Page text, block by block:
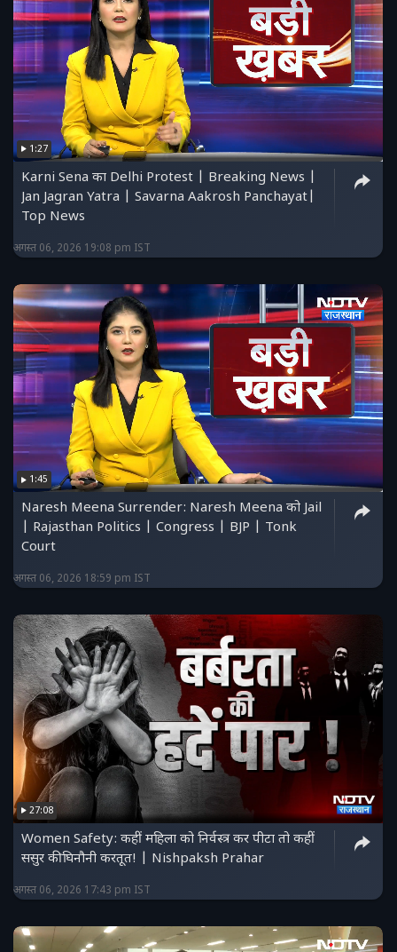
1:27
Karni Sena का Delhi Protest | Breaking News |
Jan Jagran Yatra | Savarna Aakrosh Panchayat|
Top News
अगस्त 06, 2026 19:08 pm IST
1:45
Naresh Meena Surrender: Naresh Meena को Jail
| Rajasthan Politics | Congress | BJP | Tonk
Court
अगस्त 06, 2026 18:59 pm IST
27:08
Women Safety: कहीं महिला को निर्वस्त्र कर पीटा तो कहीं
ससुर की घिनौनी करतूत! | Nishpaksh Prahar
अगस्त 06, 2026 17:43 pm IST